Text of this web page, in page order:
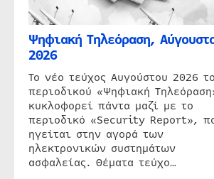
Ψηφιακή Τηλεόραση,
2026
Το νέο τεύχος Αυγούστου 2026
περιοδικού «Ψηφιακή
κυκλοφορεί πάντα μαζί με το
περιοδικό «Security Report»,
ηγείται στην αγορά των
ηλεκτρονικών συστημάτων
ασφαλείας. Θέματα τεύχο…